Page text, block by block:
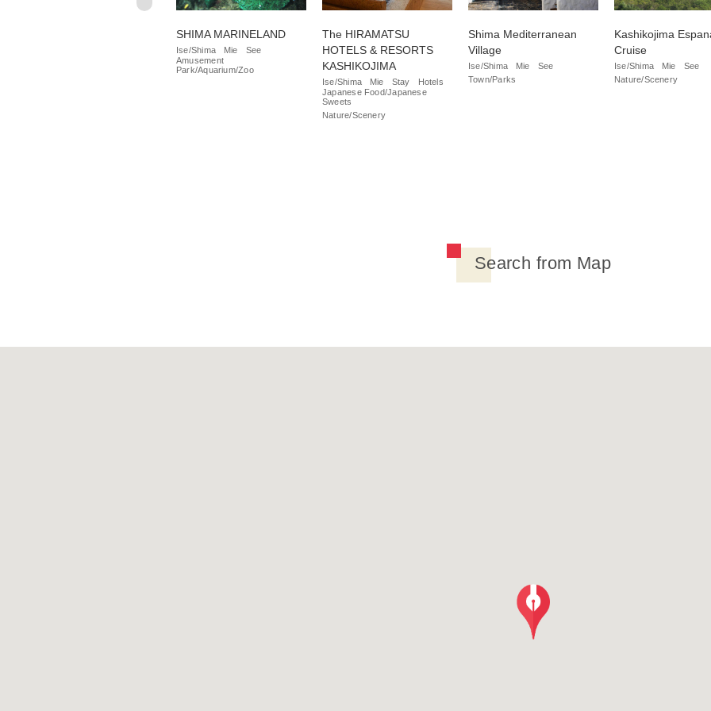
SHIMA MARINELAND
Ise/Shima Mie
See
Amusement
Park/Aquarium/Zoo
The HIRAMATSU
HOTELS & RESORTS
KASHIKOJIMA
Ise/Shima Mie Stay
Hotels
Japanese Food/Japanese
Sweets
Nature/Scenery
Shima Mediterranean
Village
Ise/Shima Mie
See
Town/Parks
Kashikojima
Cruise
Ise/Shima Mie
See
Nature/Scenery
Search from Map